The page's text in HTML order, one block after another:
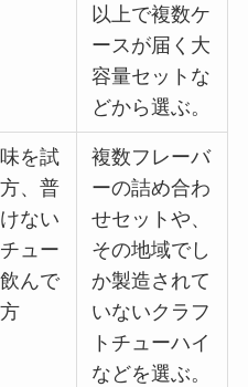
以上で複数ケ
ースが届く大
容量セットな
どから選ぶ。
を試
、普
ない
ュー
んで
複数フレーバ
ーの詰め合わ
せセットや、
その地域でし
か製造されて
いないクラフ
トチューハイ
などを選ぶ。